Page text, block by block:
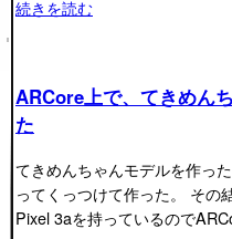
続きを読む
ARCore上で、てきめん
た
てきめんちゃんモデルを作っ
ってくっつけて作った。 その
Pixel 3aを持っているので